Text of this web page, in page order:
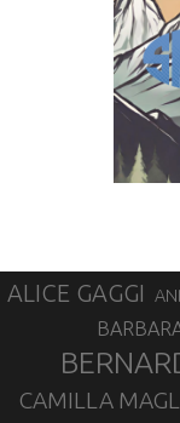
ALICE GAGGI
CAMILLA